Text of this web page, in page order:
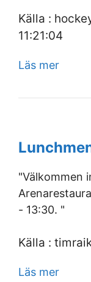
Källa :
11:21:04
Läs mer
"Välkommen
- 13:30. "
Källa :
Läs mer